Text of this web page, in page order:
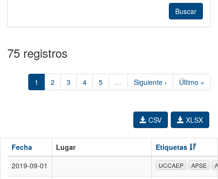
75 registros
1 2 3 4 5 … Siguiente › Último »
XLSX
CSV
Fecha Lugar
Etiquetas
2019-09-01
UCCAEP APSE